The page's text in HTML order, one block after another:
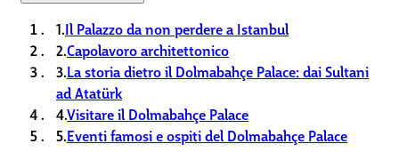
1.Il Palazzo da non perdere a Istanbul
2.Capolavoro architettonico
3.La storia dietro il Dolmabahçe Palace: dai Sultani
ad Atatürk
4.Visitare il Dolmabahçe Palace
5.Eventi famosi e ospiti del Dolmabahçe Palace